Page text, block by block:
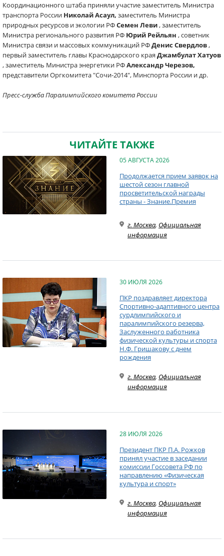
Координационного штаба приняли участие заместитель Министра
транспорта России Николай Асаул, заместитель Министра
природных ресурсов и экологии РФСемен Леви, заместитель
Министра регионального развития РФ Юрий Рейльян , советник
Министра связи и массовых коммуникаций РФДенис Свердлов,
первый заместитель главы Краснодарского края Джамбулат Хатуов
, заместитель Министра энергетики РФАлександр Черезов,
представители Оргкомитета "Сочи-2014", Минспорта России и др.
Пресс-служба Паралимпийского комитета России
ЧИТАЙТЕ ТАКЖЕ
05 АВГУСТА 2026
Продолжается прием заявок на
шестой сезон главной
просветительской награды
страны - Знание.Премия
г. Москва, Официальная
информация
30 ИЮЛЯ 2026
ПКР поздравляет директора
Спортивно-адаптивного центра
сурдлимпийского и
паралимпийского резерва,
Заслуженного работника
физической культуры и спорта
Н.Ф. Гришакову с днем
рождения
г. Москва, Официальная
информация
28 ИЮЛЯ 2026
Президент ПКР П.А. Рожков
принял участие в заседании
комиссии Госсовета РФ по
направлению «Физическая
культура и спорт»
г. Москва, Официальная
информация